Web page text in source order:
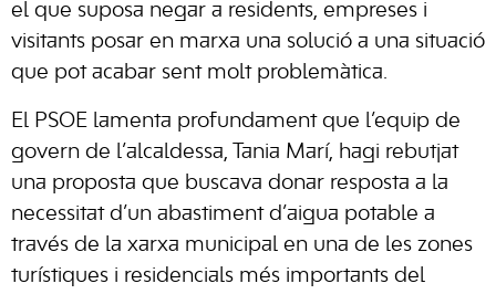
el que suposa negar a residents, empreses i
visitants posar en marxa una solució a una situació
que pot acabar sent molt problemàtica.
El PSOE lamenta profundament que l’equip de
govern de l’alcaldessa, Tania Marí, hagi rebutjat
una proposta que buscava donar resposta a la
necessitat d’un abastiment d’aigua potable a
través de la xarxa municipal en una de les zones
turístiques i residencials més importants del